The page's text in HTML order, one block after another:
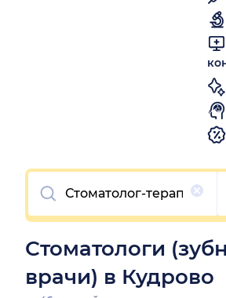
Очистить
Стоматологи
врачи) в Кудрово